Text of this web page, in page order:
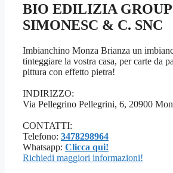
BIO EDILIZIA
SIMONESC & C. SNC
Imbianchino Monza Brianza un
tinteggiare la vostra casa, per carte da
pittura con effetto pietra!
INDIRIZZO:
Via Pellegrino Pellegrini, 6, 20900
CONTATTI:
Telefono: 3478298964
Whatsapp: Clicca qui!
Richiedi maggiori informazioni!